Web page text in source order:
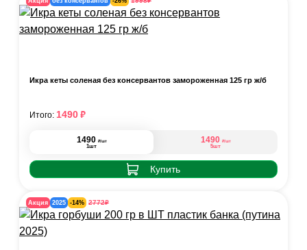
Икра кеты соленая без консервантов замороженная 125 гр ж/б
1490 ₽/шт
1шт
1490 ₽/шт
5шт
Купить
Итого: 1490₽
Акция 2025 -14% 2772₽